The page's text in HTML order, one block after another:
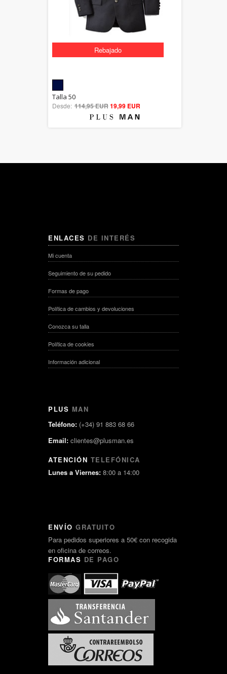
Rebajado
out of 5
Talla 50
Desde: 114,95 EUR19,99 EUR
ENLACES DE INTERÉS
Mi cuenta
Seguimiento de su pedido
Formas de pago
Política de cambios y devoluciones
Conozca su talla
Política de cookies
Información adicional
PLUS MAN
Teléfono: (+34) 91 883 68 66
Email: clientes@plusman.es
ATENCIÓN TELEFÓNICA
Lunes a Viernes: 8:00 a 14:00
ENVÍO GRATUITO
Para pedidos superiores a 50€ con recogida
en oficina de correos.
FORMAS DE PAGO